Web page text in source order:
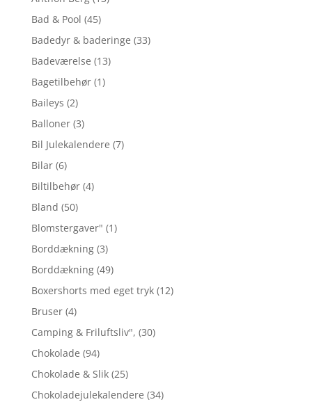
Bad & Pool (45)
Badedyr & baderinge (33)
Badeværelse (13)
Bagetilbehør (1)
Baileys (2)
Balloner (3)
Bil Julekalendere (7)
Bilar (6)
Biltilbehør (4)
Bland (50)
Blomstergaver" (1)
Borddækning (3)
Borddækning (49)
Boxershorts med eget tryk (12)
Bruser (4)
Camping & Friluftsliv", (30)
Chokolade (94)
Chokolade & Slik (25)
Chokoladejulekalendere (34)